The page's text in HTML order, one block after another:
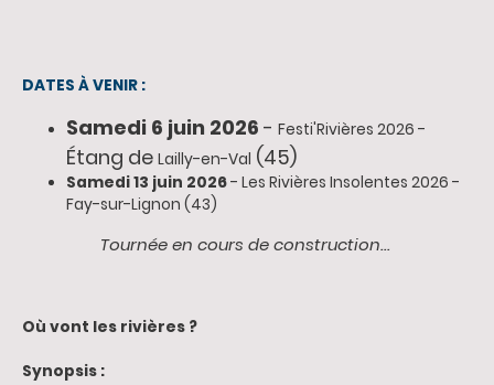
DATES À VENIR :
Samedi 6 juin 2026 - Festi'Rivières 2026 -
Étang de Lailly-en-Val (45)
Samedi 13 juin 2026- Les Rivières Insolentes 2026 -
Fay-sur-Lignon (43)
Tournée en cours de construction...
Où vont les rivières ?
Synopsis :